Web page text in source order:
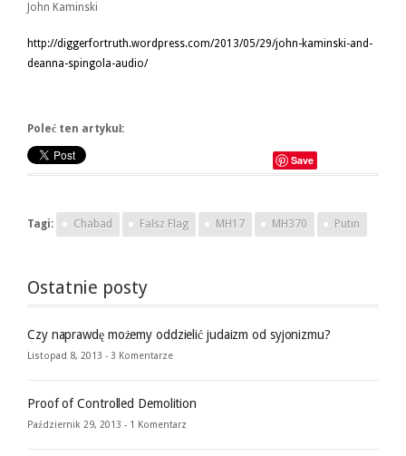
John Kaminski
http://diggerfortruth.wordpress.com/2013/05/29/john-kaminski-and-
deanna-spingola-audio/
Poleć ten artykuł:
Save
Tagi: Chabad Fałsz Flag MH17 MH370 Putin
Ostatnie posty
Czy naprawdę możemy oddzielić judaizm od syjonizmu?
Listopad 8, 2013 - 3 Komentarze
Proof of Controlled Demolition
Październik 29, 2013 - 1 Komentarz